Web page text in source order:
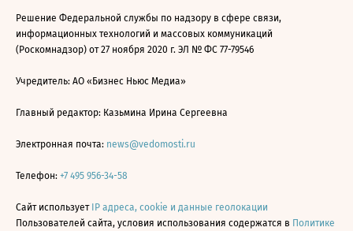
Решение Федеральной службы по надзору в сфере связи,
информационных технологий и массовых коммуникаций
(Роскомнадзор) от 27 ноября 2020 г. ЭЛ № ФС 77-79546
Учредитель: АО «Бизнес Ньюс Медиа»
Главный редактор: Казьмина Ирина Сергеевна
Электронная почта: news@vedomosti.ru
Телефон: +7 495 956-34-58
Сайт использует IP адреса, cookie и данные геолокации
Пользователей сайта, условия использования содержатся в Политике